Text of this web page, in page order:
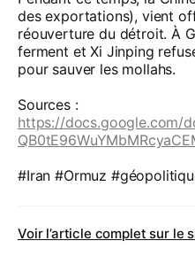
des exportations), vient
réouverture du détroit. À
ferment et Xi Jinping
pour sauver les mollahs.
Sources :
https://docs.google.com/
#Iran #Ormuz
Voir l’article complet sur le